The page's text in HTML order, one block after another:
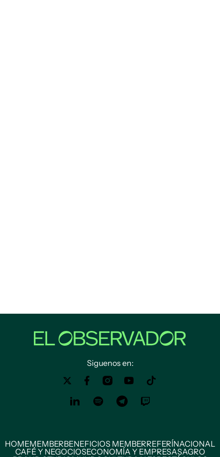
Siguenos en:
HOMEMEMBERBENEFICIOS MEMBERREFERÍNACIONAL
CAFÉ Y NEGOCIOSECONOMÍA Y EMPRESASAGRO